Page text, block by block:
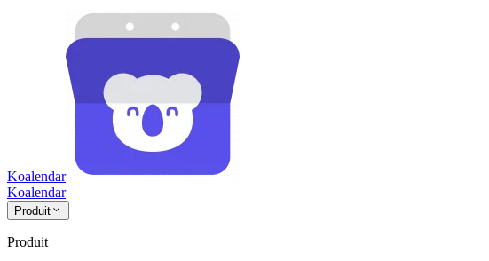
Koalendar
Koalendar
Produit
Produit